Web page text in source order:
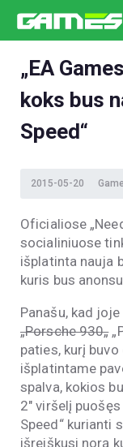
„EA
koks bus
Speed“
2015-05-20
Oficialiose
socialiniuose
išplatinta nauja
kuris bus
Panašu, kad
„Porsche 930„ „
paties, kurį
išplatintame
spalva, kokios
2″ viršelį
Speed“ kurianti
išreiškusi norą